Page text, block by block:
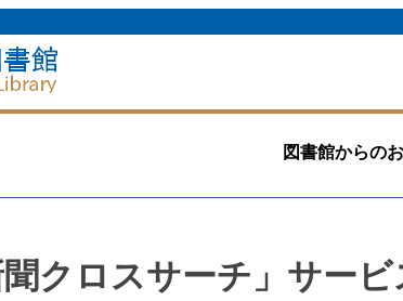
図書館からの
聞クロスサーチ」サー